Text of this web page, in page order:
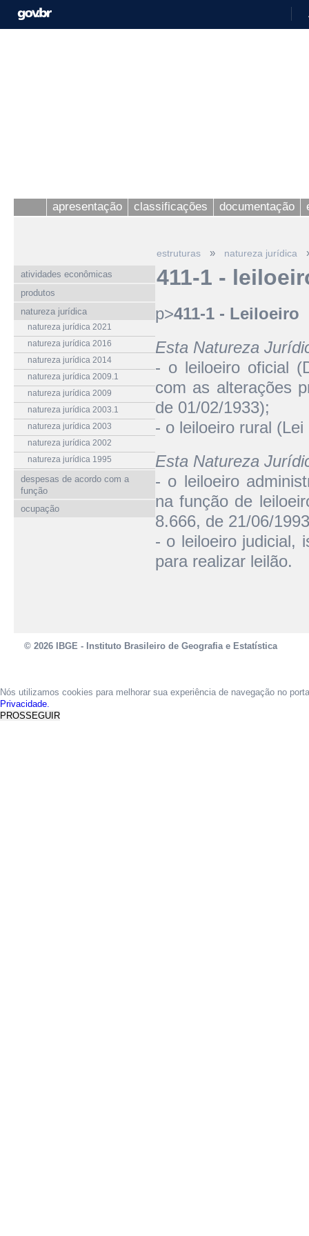
apresentação classificações documentação
atividades econômicas
produtos
natureza jurídica
natureza jurídica 2021
natureza jurídica 2016
natureza jurídica 2014
natureza jurídica 2009.1
natureza jurídica 2009
natureza jurídica 2003.1
natureza jurídica 2003
natureza jurídica 2002
natureza jurídica 1995
despesas de acordo com a
função
ocupação
estruturas » natureza jurídica
411-1 -
p>411-1 - Leiloeiro
Esta Natureza
- o leiloeiro oficial
com as alterações
de 01/02/1933);
- o leiloeiro rural
Esta Natureza
- o leiloeiro
na função de
8.666, de 21/06/
- o leiloeiro judicial,
para realizar leilão.
© 2026 IBGE - Instituto Brasileiro de Geografia e Estatística
Nós utilizamos cookies para melhorar sua experiência de navegação no
Privacidade.
PROSSEGUIR